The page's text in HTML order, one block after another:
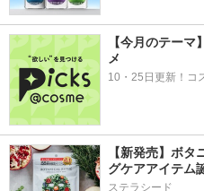
【今月のテー
メ
10・25日更新！コ
【新発売】ボ
グケアアイテム
ステラシード